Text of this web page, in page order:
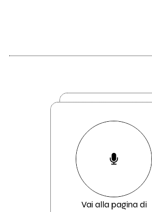
Vai alla pagina di